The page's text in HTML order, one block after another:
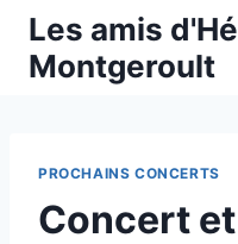
Aller
contenu
Les amis
Montgeroult
PROCHAINS CONCERTS
Concert